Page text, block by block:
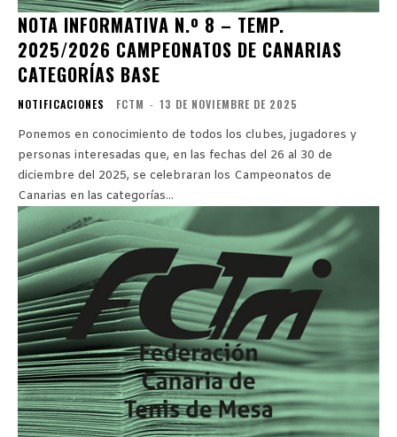
NOTA INFORMATIVA N.º 8 – TEMP.
2025/2026 CAMPEONATOS DE CANARIAS
CATEGORÍAS BASE
NOTIFICACIONES FCTM - 13 DE NOVIEMBRE DE 2025
Ponemos en conocimiento de todos los clubes, jugadores y
personas interesadas que, en las fechas del 26 al 30 de
diciembre del 2025, se celebraran los Campeonatos de
Canarias en las categorías...